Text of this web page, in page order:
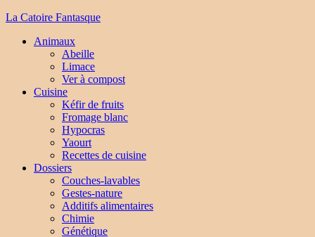
La Catoire Fantasque
Animaux
Abeille
Limace
Ver à compost
Cuisine
Kéfir de fruits
Fromage blanc
Hypocras
Yaourt
Recettes de cuisine
Dossiers
Couches-lavables
Gestes-nature
Additifs alimentaires
Chimie
Génétique